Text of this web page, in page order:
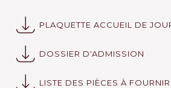
PLAQUETTE ACCUEIL DE
DOSSIER D'ADMISSION
LISTE DES PIÈCES À FOURNIR